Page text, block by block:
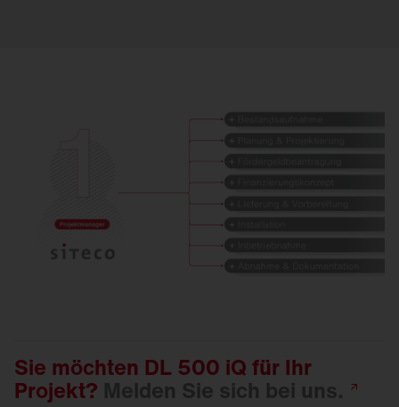
Sie möchten DL 500 iQ für Ihr
Projekt? Melden Sie sich bei uns.